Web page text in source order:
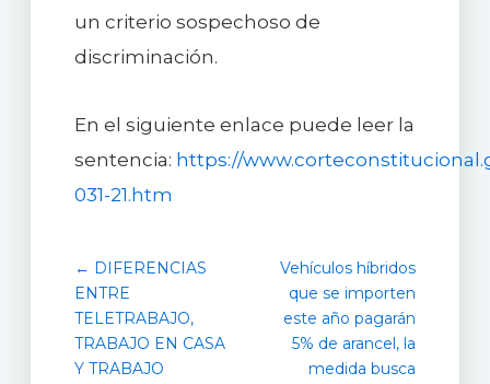
un criterio sospechoso de
discriminación.
En el siguiente enlace puede leer la
sentencia: https://
031-21.htm
← DIFERENCIAS
ENTRE
TELETRABAJO,
TRABAJO EN CASA
Y TRABAJO
Vehículos híbridos
que se importen
este año pagarán
5% de arancel, la
medida busca